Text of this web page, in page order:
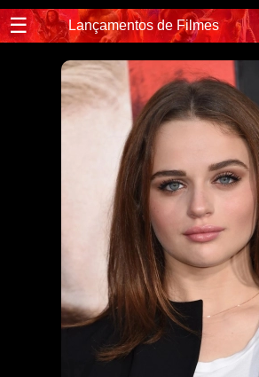
☰ Lançamentos de Filmes